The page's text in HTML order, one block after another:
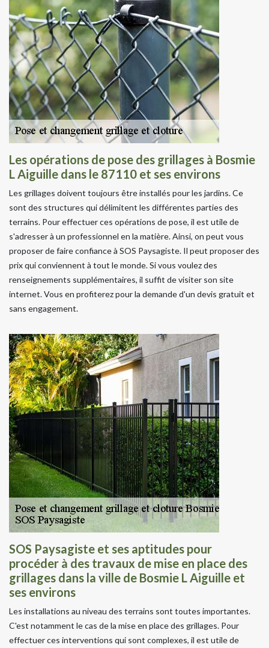
Les opérations de pose des grillages à Bosmie
L Aiguille dans le 87110 et ses environs
Les grillages doivent toujours être installés pour les jardins. Ce
sont des structures qui délimitent les différentes parties des
terrains. Pour effectuer ces opérations de pose, il est utile de
s'adresser à un professionnel en la matière. Ainsi, on peut vous
proposer de faire confiance à SOS Paysagiste. Il peut proposer des
prix qui conviennent à tout le monde. Si vous voulez des
renseignements supplémentaires, il suffit de visiter son site
internet. Vous en profiterez pour la demande d'un devis gratuit et
sans engagement.
SOS Paysagiste et ses aptitudes pour
procéder à des travaux de mise en place des
grillages dans la ville de Bosmie L Aiguille et
ses environs
Les installations au niveau des terrains sont toutes importantes.
C'est notamment le cas de la mise en place des grillages. Pour
effectuer ces interventions qui sont complexes, il est utile de